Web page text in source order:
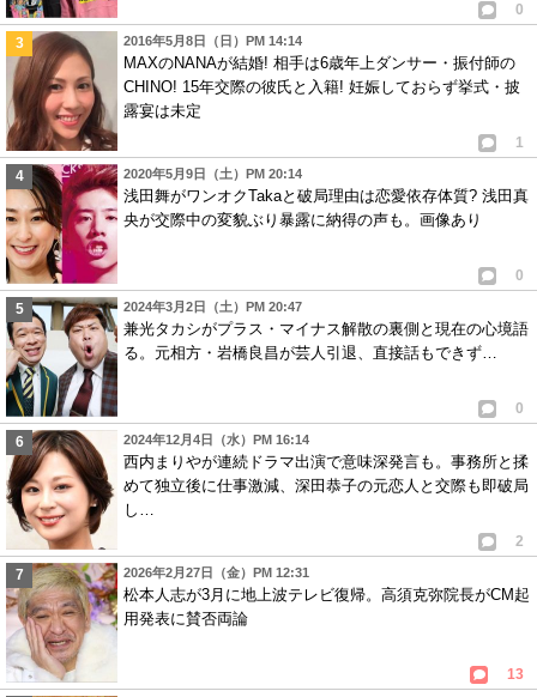
0
2016年5月8日（日）PM 14:14
MAXのNANAが結婚! 相手は6歳年上ダンサー・振付師の
CHINO! 15年交際の彼氏と入籍! 妊娠しておらず挙式・披
露宴は未定
1
2020年5月9日（土）PM 20:14
浅田舞がワンオクTakaと破局理由は恋愛依存体質? 浅田真
央が交際中の変貌ぶり暴露に納得の声も。画像あり
0
2024年3月2日（土）PM 20:47
兼光タカシがプラス・マイナス解散の裏側と現在の心境語
る。元相方・岩橋良昌が芸人引退、直接話もできず…
0
2024年12月4日（水）PM 16:14
西内まりやが連続ドラマ出演で意味深発言も。事務所と揉
めて独立後に仕事激減、深田恭子の元恋人と交際も即破局
し…
2
2026年2月27日（金）PM 12:31
松本人志が3月に地上波テレビ復帰。高須克弥院長がCM起
用発表に賛否両論
13